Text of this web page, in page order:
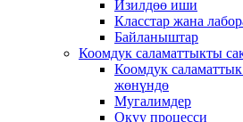
Изилдөө иши
Класстар жана
Байланыштар
Коомдук саламаттыкты
Коомдук
жөнүндө
Мугалимдер
Окуу процесси